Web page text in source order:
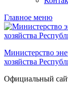
Главное меню
Министерство
хозяйства
Официальный